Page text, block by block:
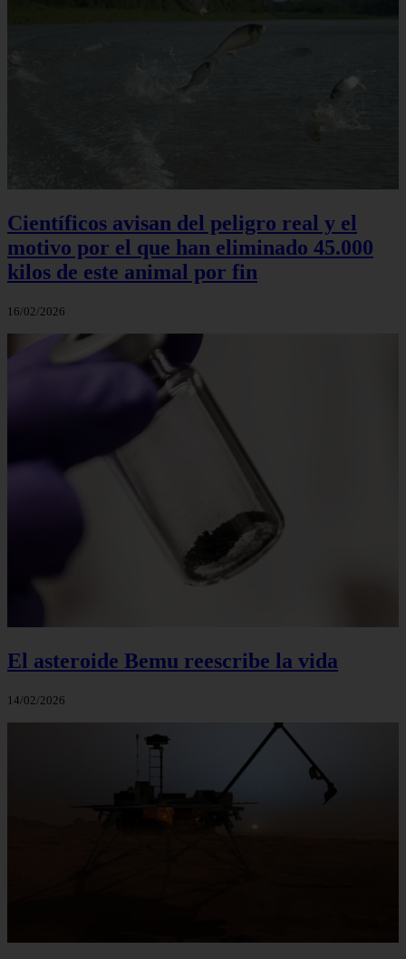
Científicos avisan del peligro real y el
motivo por el que han eliminado 45.000
kilos de este animal por fin
16/02/2026
El asteroide Bemu reescribe la vida
14/02/2026